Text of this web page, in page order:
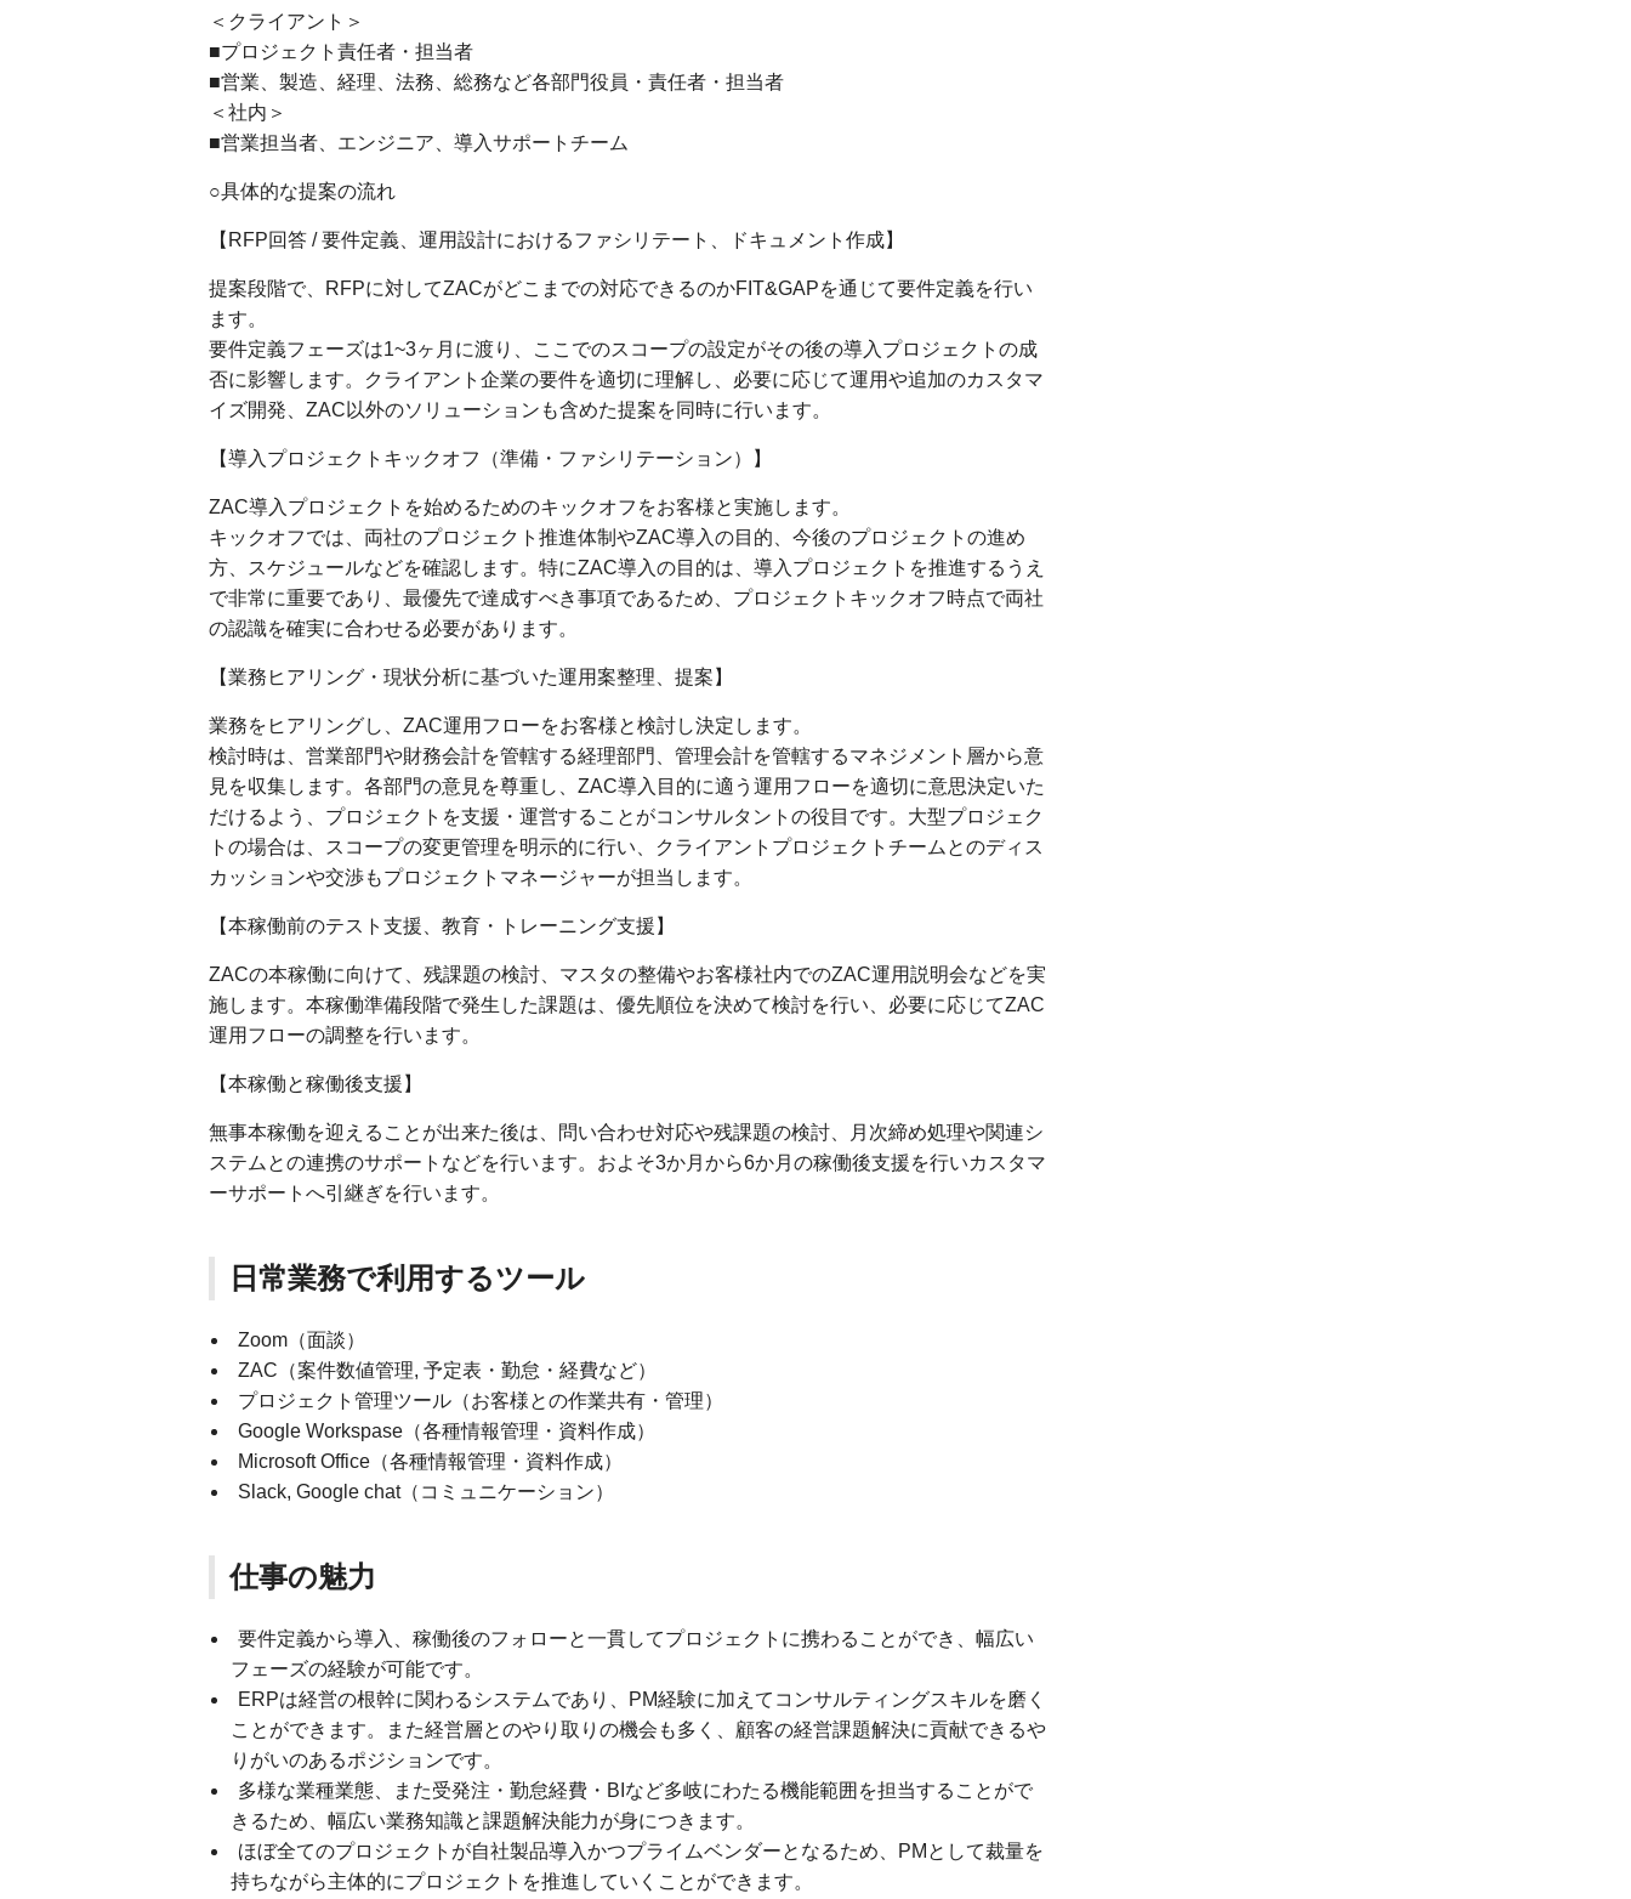
＜クライアント＞
■プロジェクト責任者・担当者
■営業、製造、経理、法務、総務など各部門役員・責任者・担当者
＜社内＞
■営業担当者、エンジニア、導入サポートチーム
○具体的な提案の流れ
【RFP回答 / 要件定義、運用設計におけるファシリテート、ドキュメント作成】
提案段階で、RFPに対してZACがどこまでの対応できるのかFIT&GAPを通じて要件定義を行い
ます。
要件定義フェーズは1~3ヶ月に渡り、ここでのスコープの設定がその後の導入プロジェクトの成
否に影響します。クライアント企業の要件を適切に理解し、必要に応じて運用や追加のカスタマ
イズ開発、ZAC以外のソリューションも含めた提案を同時に行います。
【導入プロジェクトキックオフ（準備・ファシリテーション）】
ZAC導入プロジェクトを始めるためのキックオフをお客様と実施します。
キックオフでは、両社のプロジェクト推進体制やZAC導入の目的、今後のプロジェクトの進め
方、スケジュールなどを確認します。特にZAC導入の目的は、導入プロジェクトを推進するうえ
で非常に重要であり、最優先で達成すべき事項であるため、プロジェクトキックオフ時点で両社
の認識を確実に合わせる必要があります。
【業務ヒアリング・現状分析に基づいた運用案整理、提案】
業務をヒアリングし、ZAC運用フローをお客様と検討し決定します。
検討時は、営業部門や財務会計を管轄する経理部門、管理会計を管轄するマネジメント層から意
見を収集します。各部門の意見を尊重し、ZAC導入目的に適う運用フローを適切に意思決定いた
だけるよう、プロジェクトを支援・運営することがコンサルタントの役目です。大型プロジェク
トの場合は、スコープの変更管理を明示的に行い、クライアントプロジェクトチームとのディス
カッションや交渉もプロジェクトマネージャーが担当します。
【本稼働前のテスト支援、教育・トレーニング支援】
ZACの本稼働に向けて、残課題の検討、マスタの整備やお客様社内でのZAC運用説明会などを実
施します。本稼働準備段階で発生した課題は、優先順位を決めて検討を行い、必要に応じてZAC
運用フローの調整を行います。
【本稼働と稼働後支援】
無事本稼働を迎えることが出来た後は、問い合わせ対応や残課題の検討、月次締め処理や関連シ
ステムとの連携のサポートなどを行います。およそ3か月から6か月の稼働後支援を行いカスタマ
ーサポートへ引継ぎを行います。
日常業務で利用するツール
Zoom（面談）
ZAC（案件数値管理, 予定表・勤怠・経費など）
プロジェクト管理ツール（お客様との作業共有・管理）
Google Workspase（各種情報管理・資料作成）
Microsoft Office（各種情報管理・資料作成）
Slack, Google chat（コミュニケーション）
仕事の魅力
要件定義から導入、稼働後のフォローと一貫してプロジェクトに携わることができ、幅広い
フェーズの経験が可能です。
ERPは経営の根幹に関わるシステムであり、PM経験に加えてコンサルティングスキルを磨く
ことができます。また経営層とのやり取りの機会も多く、顧客の経営課題解決に貢献できるや
りがいのあるポジションです。
多様な業種業態、また受発注・勤怠経費・BIなど多岐にわたる機能範囲を担当することがで
きるため、幅広い業務知識と課題解決能力が身につきます。
ほぼ全てのプロジェクトが自社製品導入かつプライムベンダーとなるため、PMとして裁量を
持ちながら主体的にプロジェクトを推進していくことができます。